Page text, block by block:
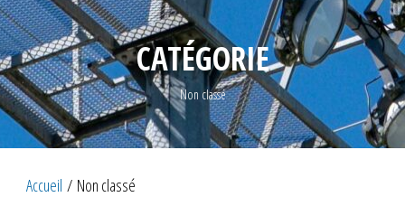
CATÉGORIE
Non classé
Accueil / Non classé